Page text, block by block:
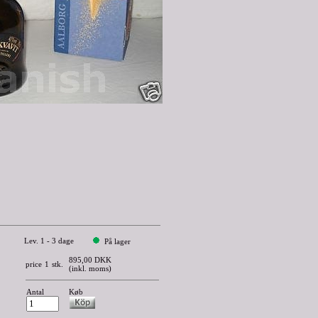
Lev. 1 - 3 dage På lager
price 1 stk.
895,00 DKK
(inkl. moms)
Antal Køb